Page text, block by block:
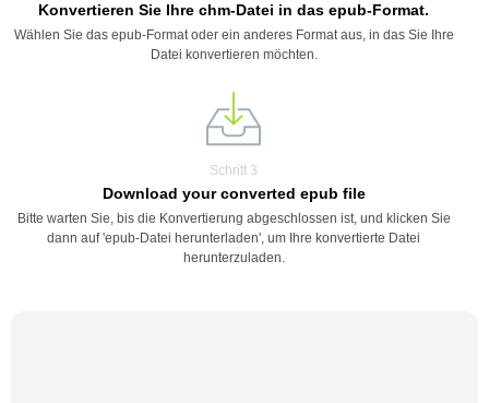
Konvertieren Sie Ihre chm-Datei in das epub-Format.
Wählen Sie das epub-Format oder ein anderes Format aus, in das Sie Ihre
Datei konvertieren möchten.
Schritt 3
Download your converted epub file
Bitte warten Sie, bis die Konvertierung abgeschlossen ist, und klicken Sie
dann auf 'epub-Datei herunterladen', um Ihre konvertierte Datei
herunterzuladen.